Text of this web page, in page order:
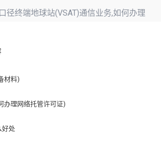
径终端地球站(VSAT)通信业务,如何办理
材料)
办理网络托管许可证)
好处